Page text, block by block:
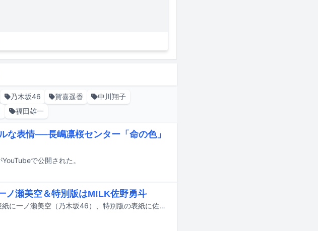
乃木坂46 賀喜遥香
中川翔子
福田雄一
な表情──長嶋凛桜センター「命の色」
で公開された。
ノ瀬美空＆特別版はM!LK佐野勇斗
7月23日に発売される雑誌「Ray」9月号通常版の表紙に一ノ瀬美空（乃木坂46）、特別版の表紙に佐野勇斗（M!LK）が登場する。